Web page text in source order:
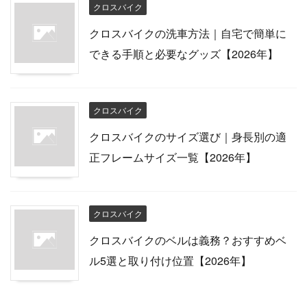
クロスバイク
クロスバイクの洗車方法｜自宅で簡単に
できる手順と必要なグッズ【2026年】
クロスバイク
クロスバイクのサイズ選び｜身長別の適
正フレームサイズ一覧【2026年】
クロスバイク
クロスバイクのベルは義務？おすすめベ
ル5選と取り付け位置【2026年】